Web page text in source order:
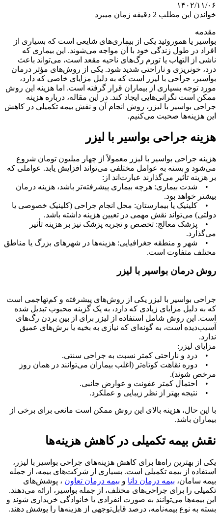
۱۴۰۲/۱۱/۰۶
خواندن این مطلب 2 دقیقه زمان میبرد
مقدمه
بواسیر یا هموروئید یکی از بیماری‌های شایعی است که بسیاری از
افراد در طول زندگی خود با آن مواجه می‌شوند. این بیماری که
ناشی از التهاب یا تورم رگ‌های ناحیه مقعد است، می‌تواند باعث
درد، خونریزی و ناراحتی شدید شود. یکی از روش‌های مؤثر درمان
بواسیر، جراحی با لیزر است که به دلیل مزایای خاصی که دارد،
مورد توجه بسیاری از بیماران قرار گرفته است. اما هزینه این روش
ممکن است نگرانی‌هایی ایجاد کند. در این مقاله، درباره هزینه
جراحی بواسیر با لیزر، روش انجام آن و نقش بیمه تکمیلی در کاهش
این هزینه‌ها صحبت می‌کنیم.
هزینه جراحی بواسیر با لیزر
هزینه جراحی بواسیر با لیزر معمولاً از چهار میلیون تومان شروع
می‌شود و بسته به عوامل مختلفی می‌تواند افزایش یابد. عواملی که
بر هزینه تأثیر می‌گذارند عبارت‌اند از:
• شدت بیماری: هرچه بیماری پیشرفته‌تر باشد، هزینه درمان
بیشتر خواهد بود.
• کلینیک یا بیمارستان: محل انجام جراحی (کلینیک خصوصی یا
دولتی) می‌تواند نقش مهمی در تعیین هزینه داشته باشد.
• پزشک معالج: تخصص و تجربه پزشک نیز بر هزینه تأثیر
می‌گذارد.
• شهر و منطقه جغرافیایی: هزینه‌ها در شهرهای بزرگ یا مناطق
مختلف متفاوت است.
روش درمان بواسیر با لیزر
جراحی بواسیر با لیزر یکی از روش‌های پیشرفته و کم‌تهاجمی است
که به دلیل مزایای زیادی که دارد، به یک گزینه محبوب تبدیل شده
است. این روش شامل استفاده از لیزر برای از بین بردن رگ‌های
آسیب‌دیده است، به گونه‌ای که نیازی به بخیه یا برش‌های عمیق
ندارد.
مزایای لیزر:
• درد و ناراحتی کمتر نسبت به جراحی سنتی.
• دوره نقاهت کوتاه‌تر (اغلب بیماران می‌توانند در همان روز
مرخص شوند).
• احتمال کمتر عفونت و عوارض جانبی.
• نتیجه بهتر از نظر زیبایی و عملکرد.
با این حال، هزینه بالای این روش ممکن است مانعی برای برخی از
بیماران باشد.
نقش بیمه تکمیلی در کاهش هزینه‌ها
یکی از بهترین راه‌ها برای کاهش هزینه‌های جراحی بواسیر با لیزر،
استفاده از بیمه تکمیلی است. بسیاری از شرکت‌های بیمه، از جمله
بیمه سامان، بیمه درمان دانا و بیمه درمان تعاون ، پوشش‌های
تکمیلی را برای جراحی‌های مختلف، از جمله بواسیر، ارائه می‌دهند.
این بیمه‌ها می‌توانند به صورت انفرادی یا خانوادگی خریداری شوند و
بسته به نوع بیمه‌نامه، درصد قابل‌توجهی از هزینه‌ها را پوشش دهند.